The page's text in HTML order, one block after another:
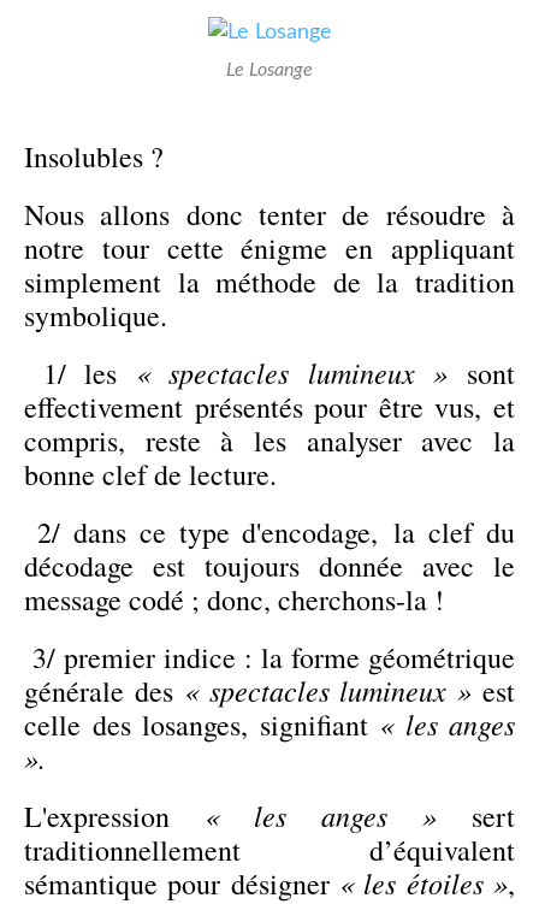
Le Losange
Insolubles ?
Nous allons donc tenter de résoudre à
notre tour cette énigme en appliquant
simplement la méthode de la tradition
symbolique.
1/ les « spectacles lumineux » sont
effectivement présentés pour être vus, et
compris, reste à les analyser avec la
bonne clef de lecture.
2/ dans ce type d'encodage, la clef du
décodage est toujours donnée avec le
message codé ; donc, cherchons-la !
3/ premier indice : la forme géométrique
générale des « spectacles lumineux » est
celle des losanges, signifiant « les anges
».
L'expression « les anges » sert
traditionnellement d’équivalent
sémantique pour désigner « les étoiles »,